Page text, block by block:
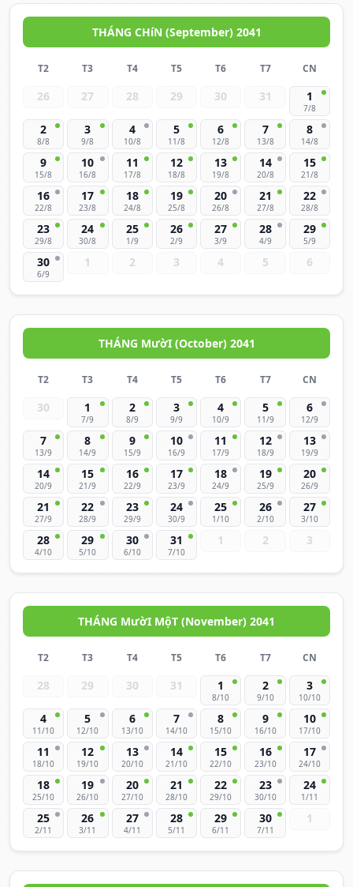
THÁNG CHíN (September) 2041
T2 T3 T4 T5 T6 T7 CN
26 27 28 29 30 31 1
7/8
2
8/8
3
9/8
4
10/8
5
11/8
6
12/8
7
13/8
8
14/8
9
15/8
10
16/8
11
17/8
12
18/8
13
19/8
14
20/8
15
21/8
16
22/8
17
23/8
18
24/8
19
25/8
20
26/8
21
27/8
22
28/8
23
29/8
24
30/8
25
1/9
26
2/9
27
3/9
28
4/9
29
5/9
30
6/9
1 2 3 4 5 6
THÁNG MườI (October) 2041
T2 T3 T4 T5 T6 T7 CN
30 1
7/9
2
8/9
3
9/9
4
10/9
5
11/9
6
12/9
7
13/9
8
14/9
9
15/9
10
16/9
11
17/9
12
18/9
13
19/9
14
20/9
15
21/9
16
22/9
17
23/9
18
24/9
19
25/9
20
26/9
21
27/9
22
28/9
23
29/9
24
30/9
25
1/10
26
2/10
27
3/10
28
4/10
29
5/10
30
6/10
31
7/10
1 2 3
THÁNG MườI MộT (November) 2041
T2 T3 T4 T5 T6 T7 CN
28 29 30 31 1
8/10
2
9/10
3
10/10
4
11/10
5
12/10
6
13/10
7
14/10
8
15/10
9
16/10
10
17/10
11
18/10
12
19/10
13
20/10
14
21/10
15
22/10
16
23/10
17
24/10
18
25/10
19
26/10
20
27/10
21
28/10
22
29/10
23
30/10
24
1/11
25
2/11
26
3/11
27
4/11
28
5/11
29
6/11
30
7/11
1